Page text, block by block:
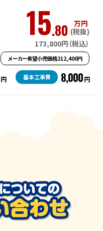
15.80
万円
(税抜)
173,800円（税込）
メーカー希望小売価格212,400円
円 基本工事費 8,000円